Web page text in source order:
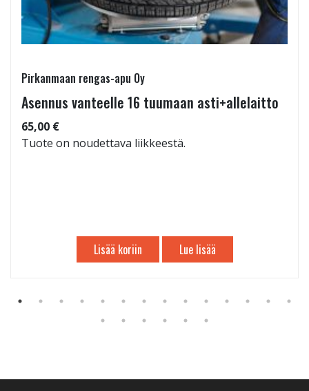
Pirkanmaan rengas-apu Oy
Asennus vanteelle 16 tuumaan asti+allelaitto
65,00 €
Tuote on noudettava liikkeestä.
Lisää koriin Lue lisää